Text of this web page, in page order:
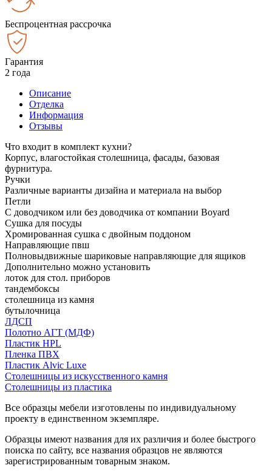
Беспроцентная рассрочка
Гарантия
2 года
Описание
Отделка
Информация
Отзывы
Что входит в комплект кухни?
Корпус, влагостойкая столешница, фасады, базовая
фурнитура.
Ручки
Различные варианты дизайна и материала на выбор
Петли
С доводчиком или без доводчика от компании Boyard
Сушка для посуды
Хромированная сушка с двойным поддоном
Направляющие пвш
Полновыдвижные шариковые направляющие для ящиков
Дополнительно можно установить
лоток для стол. приборов
тандембоксы
столешница из камня
бутылочница
ЛДСП
Полотно АГТ (МДФ)
Пластик HPL
Пленка ПВХ
Пластик Alvic Luxe
Столешницы из искусственного камня
Столешницы из пластика
Все образцы мебели изготовлены по индивидуальному
проекту в единственном экземпляре.
Образцы имеют названия для их различия и более быстрого
поиска по сайту, все названия образцов не являются
зарегистрированным товарным знаком.